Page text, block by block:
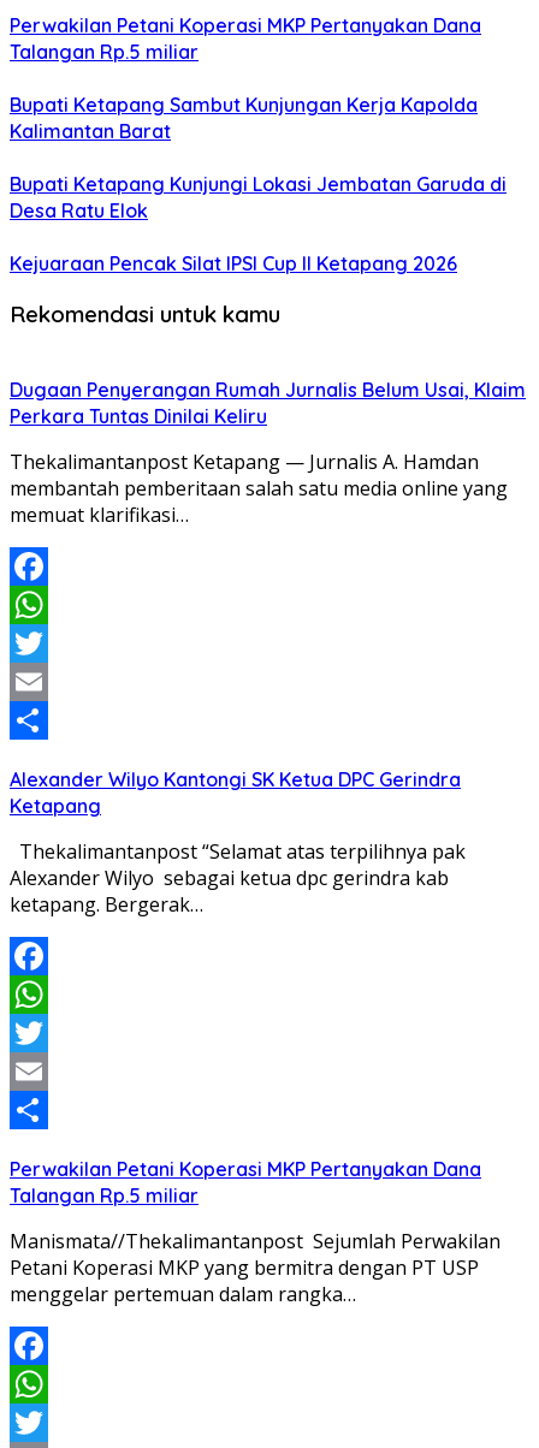
Perwakilan Petani Koperasi MKP Pertanyakan Dana
Talangan Rp.5 miliar
Bupati Ketapang Sambut Kunjungan Kerja Kapolda
Kalimantan Barat
Bupati Ketapang Kunjungi Lokasi Jembatan Garuda di
Desa Ratu Elok
Kejuaraan Pencak Silat IPSI Cup II Ketapang 2026
Rekomendasi untuk kamu
Dugaan Penyerangan Rumah Jurnalis Belum Usai, Klaim
Perkara Tuntas Dinilai Keliru
Thekalimantanpost Ketapang — Jurnalis A. Hamdan
membantah pemberitaan salah satu media online yang
memuat klarifikasi…
Facebook
WhatsApp
Twitter
Email
Alexander Wilyo Kantongi SK Ketua DPC Gerindra
Ketapang
Thekalimantanpost “Selamat atas terpilihnya pak
Alexander Wilyo sebagai ketua dpc gerindra kab
ketapang. Bergerak…
Facebook
WhatsApp
Twitter
Email
Perwakilan Petani Koperasi MKP Pertanyakan Dana
Talangan Rp.5 miliar
Manismata//Thekalimantanpost Sejumlah Perwakilan
Petani Koperasi MKP yang bermitra dengan PT USP
menggelar pertemuan dalam rangka…
Facebook
WhatsApp